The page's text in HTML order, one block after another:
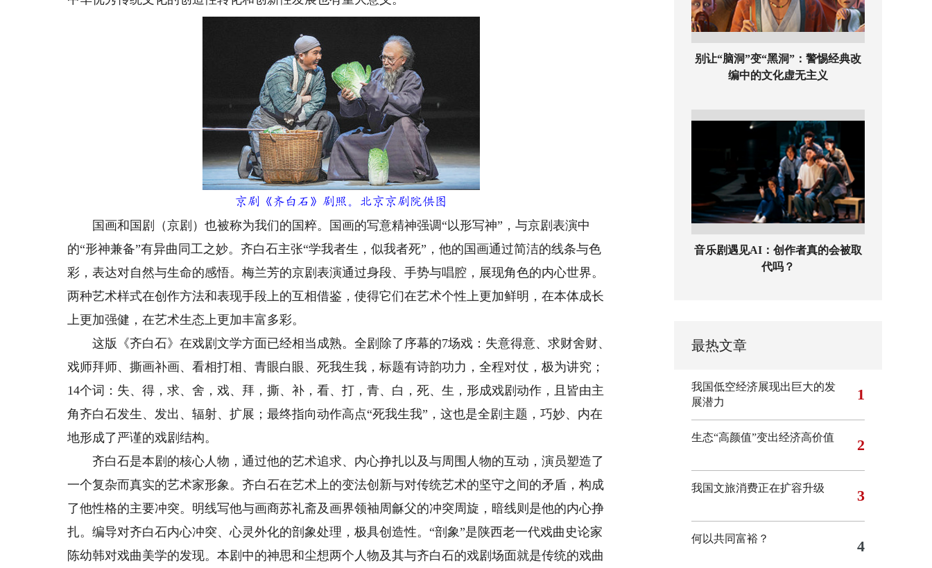
京剧《齐白石》剧照。北京京剧院供图
国画和国剧（京剧）也被称为我们的国粹。国画的写意精神强调“以形写神”，与京剧表演中
的“形神兼备”有异曲同工之妙。齐白石主张“学我者生，似我者死”，他的国画通过简洁的线条与色
彩，表达对自然与生命的感悟。梅兰芳的京剧表演通过身段、手势与唱腔，展现角色的内心世界。
两种艺术样式在创作方法和表现手段上的互相借鉴，使得它们在艺术个性上更加鲜明，在本体成长
上更加强健，在艺术生态上更加丰富多彩。
这版《齐白石》在戏剧文学方面已经相当成熟。全剧除了序幕的7场戏：失意得意、求财舍财、
戏师拜师、撕画补画、看相打相、青眼白眼、死我生我，标题有诗韵功力，全程对仗，极为讲究；
14个词：失、得，求、舍，戏、拜，撕、补，看、打，青、白，死、生，形成戏剧动作，且皆由主
角齐白石发生、发出、辐射、扩展；最终指向动作高点“死我生我”，这也是全剧主题，巧妙、内在
地形成了严谨的戏剧结构。
齐白石是本剧的核心人物，通过他的艺术追求、内心挣扎以及与周围人物的互动，演员塑造了
一个复杂而真实的艺术家形象。齐白石在艺术上的变法创新与对传统艺术的坚守之间的矛盾，构成
了他性格的主要冲突。明线写他与画商苏礼斋及画界领袖周龢父的冲突周旋，暗线则是他的内心挣
扎。编导对齐白石内心冲突、心灵外化的剖象处理，极具创造性。“剖象”是陕西老一代戏曲史论家
陈幼韩对戏曲美学的发现。本剧中的神思和尘想两个人物及其与齐白石的戏剧场面就是传统的戏曲
别让“脑洞”变“黑洞”：警惕经典改
编中的文化虚无主义
音乐剧遇见AI：创作者真的会被取
代吗？
最热文章
我国低空经济展现出巨大的发
展潜力
1
生态“高颜值”变出经济高价值 2
我国文旅消费正在扩容升级 3
何以共同富裕？ 4